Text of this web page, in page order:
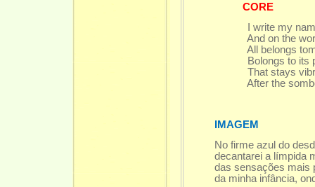
CORE
I write my
And on the
All belongs
Bolongs to its
That stays
After the
IMAGEM
No firme azul do
decantarei a límpida
das sensações mais
da minha infância,